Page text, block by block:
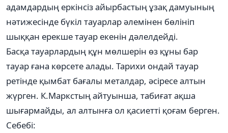
адамдардың еркінсіз айырбастың ұзақ дамуының
нәтижесінде бүкіл тауарлар әлемінен бөлініп
шыққан ерекше тауар екенін дәлелдейді.
Басқа тауарлардың құн мөлшерін өз құны бар
тауар ғана көрсете алады. Тарихи ондай тауар
ретінде қымбат бағалы металдар, әсіресе алтын
жүрген. К.Маркстың айтуынша, табиғат ақша
шығармайды, ал алтынға ол қасиетті қоғам берген.
Себебі: